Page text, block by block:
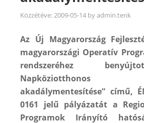
Közzétéve:2009-05-14 byadmin.tenk
Az Új Magyarország
magyarországi Operatív
rendszeréhez
akadálymentesítése” című,
0161 jelű pályázatát a
Programok Irányító